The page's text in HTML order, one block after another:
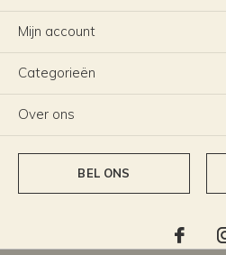
Mijn account
Categorieën
Over ons
BEL ONS